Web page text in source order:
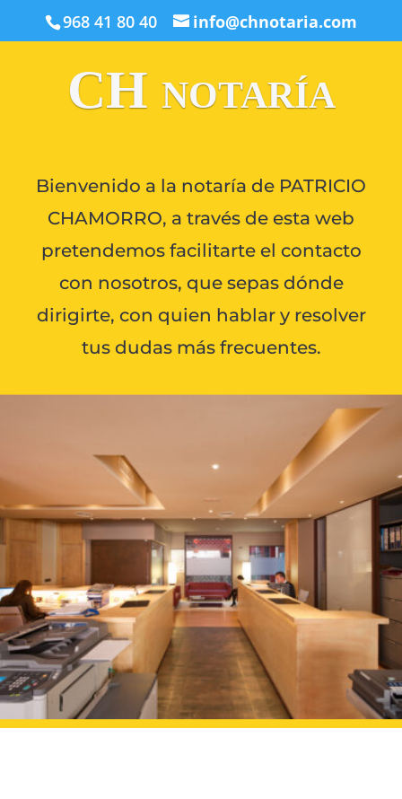
968 41 80 40 info@chnotaria.com
CH notaría
Bienvenido a la notaría de PATRICIO
CHAMORRO, a través de esta web
pretendemos facilitarte el contacto
con nosotros, que sepas dónde
dirigirte, con quien hablar y resolver
tus dudas más frecuentes.